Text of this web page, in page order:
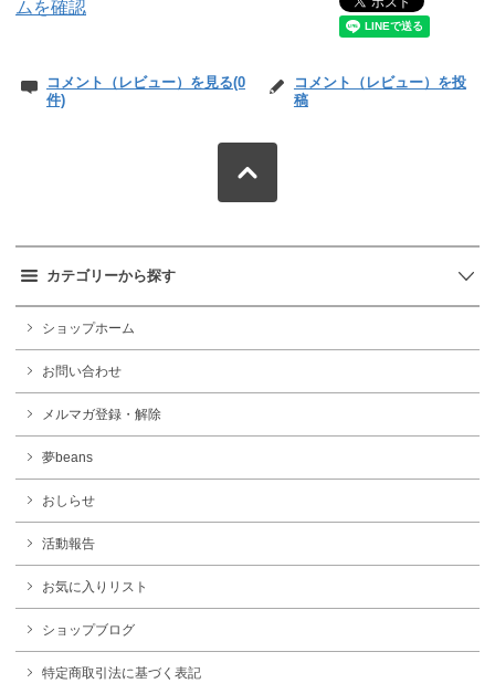
ムを確認
コメント（レビュー）を見る(0
件)
コメント（レビュー）を投
稿
カテゴリーから探す
ショップホーム
お問い合わせ
メルマガ登録・解除
夢beans
おしらせ
活動報告
お気に入りリスト
ショップブログ
特定商取引法に基づく表記